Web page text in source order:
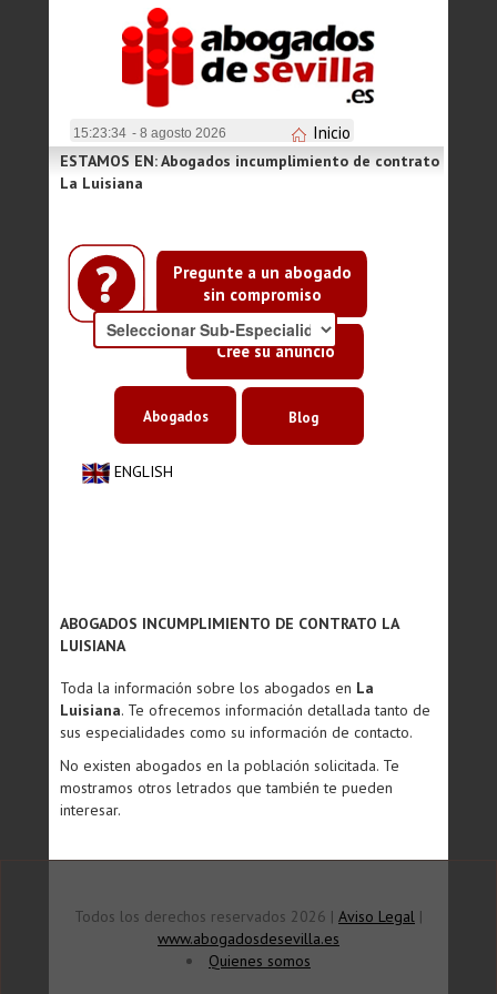
15:23:34 - 8 agosto 2026 Inicio
Pregunte a un abogado
sin compromiso
Cree su anuncio
ESTAMOS EN: Abogados incumplimiento de contrato
La Luisiana
ENGLISH
Abogados Blog
ABOGADOS INCUMPLIMIENTO DE CONTRATO LA
LUISIANA
Toda la información sobre los abogados en La
Luisiana. Te ofrecemos información detallada tanto de
sus especialidades como su información de contacto.
No existen abogados en la población solicitada. Te
mostramos otros letrados que también te pueden
interesar.
Todos los derechos reservados 2026 | Aviso Legal |
www.abogadosdesevilla.es
Quienes somos